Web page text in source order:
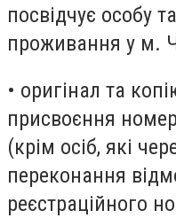
посвідчує особу
проживання у м.
• оригінал та
присвоєння
(крім осіб, які
переконання
реєстраційного